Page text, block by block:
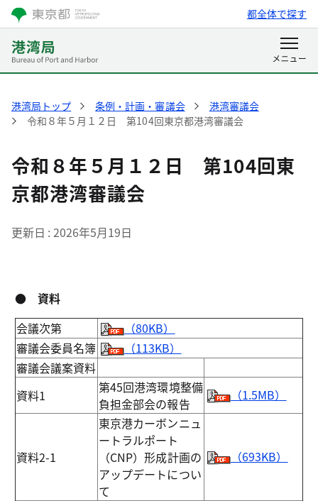
都全体で探す
港湾局トップ 条例・計画・審議会
港湾審議会
令和８年５月１２日 第104回東京都港湾審議会
令和８年５月１２日 第104回東
京都港湾審議会
更新日 2026年5月19日
● 資料
会議次第
（80KB）
審議会委員名簿
（113KB）
審議会議案資料
資料1
第45回港湾環境整備
負担金部会の報告
（1.5MB）
資料2-1
東京港カーボンニュ
ートラルポート
（CNP）形成計画の
アップデートについ
て
（693KB）